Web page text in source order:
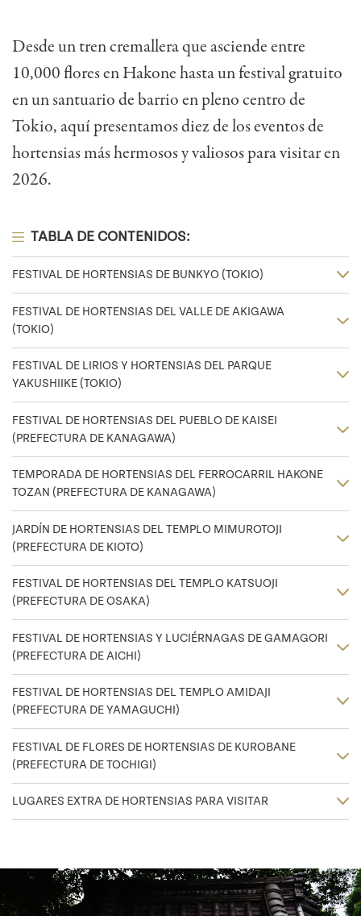
Desde un tren cremallera que asciende entre
10,000 flores en Hakone hasta un festival gratuito
en un santuario de barrio en pleno centro de
Tokio, aquí presentamos diez de los eventos de
hortensias más hermosos y valiosos para visitar en
2026.
TABLA DE CONTENIDOS:
FESTIVAL DE HORTENSIAS DE BUNKYO (TOKIO)
FESTIVAL DE HORTENSIAS DEL VALLE DE AKIGAWA
(TOKIO)
FESTIVAL DE LIRIOS Y HORTENSIAS DEL PARQUE
YAKUSHIIKE (TOKIO)
FESTIVAL DE HORTENSIAS DEL PUEBLO DE KAISEI
(PREFECTURA DE KANAGAWA)
TEMPORADA DE HORTENSIAS DEL FERROCARRIL HAKONE
TOZAN (PREFECTURA DE KANAGAWA)
JARDÍN DE HORTENSIAS DEL TEMPLO MIMUROTOJI
(PREFECTURA DE KIOTO)
FESTIVAL DE HORTENSIAS DEL TEMPLO KATSUOJI
(PREFECTURA DE OSAKA)
FESTIVAL DE HORTENSIAS Y LUCIÉRNAGAS DE GAMAGORI
(PREFECTURA DE AICHI)
FESTIVAL DE HORTENSIAS DEL TEMPLO AMIDAJI
(PREFECTURA DE YAMAGUCHI)
FESTIVAL DE FLORES DE HORTENSIAS DE KUROBANE
(PREFECTURA DE TOCHIGI)
LUGARES EXTRA DE HORTENSIAS PARA VISITAR